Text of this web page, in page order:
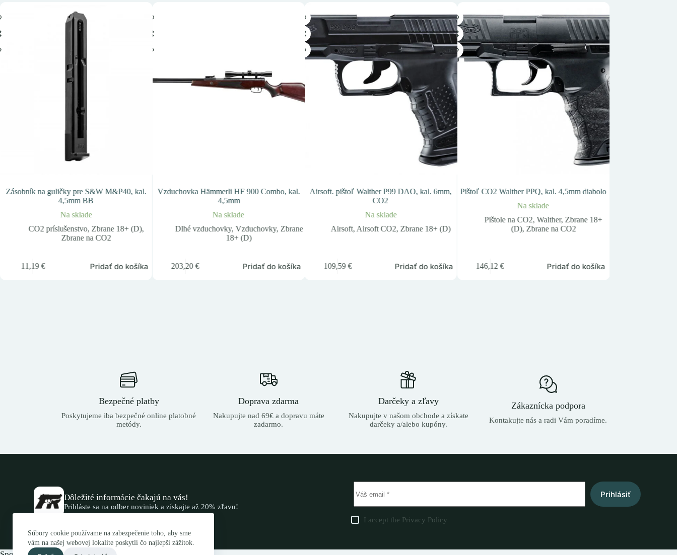
Súbory cookie používame na zabezpečenie toho, aby sme
vám na našej webovej lokalite poskytli čo najlepší zážitok.
Zásobník na guličky pre S&W M&P40, kal.
4,5mm BB
Na sklade
CO2 príslušenstvo, Zbrane 18+ (D),
Zbrane na CO2
11,19€ Pridať do košíka
Vzduchovka Hämmerli HF 900 Combo, kal.
4,5mm
Na sklade
Dlhé vzduchovky, Vzduchovky, Zbrane
18+ (D)
203,20€ Pridať do košíka
Airsoft. pištoľ Walther P99 DAO, kal. 6mm,
CO2
Na sklade
Airsoft, Airsoft CO2, Zbrane 18+ (D)
109,59€ Pridať do košíka
Pištoľ CO2 Walther PPQ, kal. 4,5mm diabolo
Na sklade
Pištole na CO2,Walther, Zbrane 18+
(D), Zbrane na CO2
146,12€ Pridať do košíka
Bezpečné platby
Poskytujeme iba bezpečné online platobné
metódy.
Doprava zdarma
Nakupujte nad 69€ a dopravu máte
zadarmo.
Darčeky a zľavy
Nakupujte v našom obchode a získate
darčeky a/alebo kupóny.
Zákaznícka podpora
Kontakujte nás a radi Vám poradíme.
Dôležité informácie čakajú na vás!
Prihláste sa na odber noviniek a získajte až 20% zľavu!
Prihlásiť
I accept the Privacy Policy